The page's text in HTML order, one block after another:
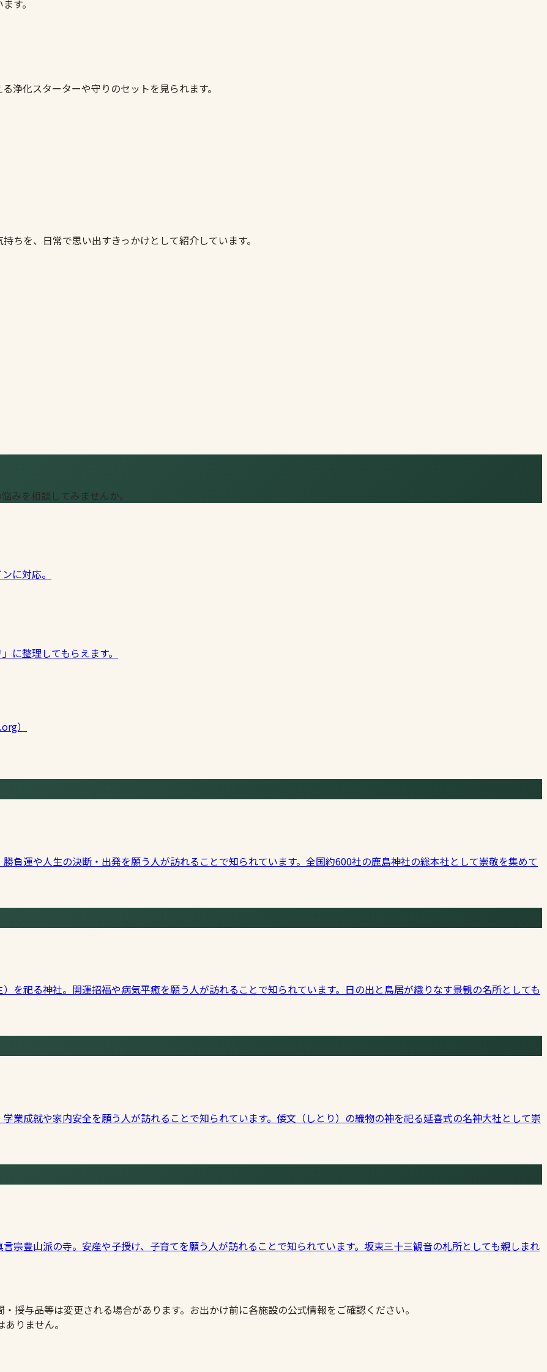
す。
浄化スターターや守りのセットを見られます。
ちを、日常で思い出すきっかけとして紹介しています。
みを相談してみませんか。
に対応。
に整理してもらえます。
）
負運や人生の決断・出発を願う人が訪れることで知られています。全国約600社の鹿島神社の総本社として崇敬を集めて
を祀る神社。開運招福や病気平癒を願う人が訪れることで知られています。日の出と鳥居が織りなす景観の名所としても
業成就や家内安全を願う人が訪れることで知られています。倭文（しとり）の織物の神を祀る延喜式の名神大社として崇
宗豊山派の寺。安産や子授け、子育てを願う人が訪れることで知られています。坂東三十三観音の札所としても親しまれ
授与品等は変更される場合があります。お出かけ前に各施設の公式情報をご確認ください。
りません。